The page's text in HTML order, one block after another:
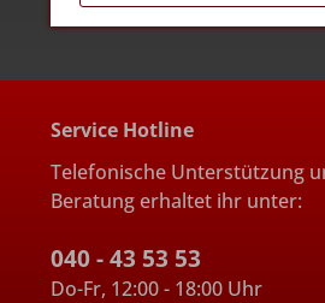
Service Hotline
Telefonische Unterstützung
Beratung erhaltet ihr unter:
040 - 43 53 53
Do-Fr, 12:00 - 18:00 Uhr